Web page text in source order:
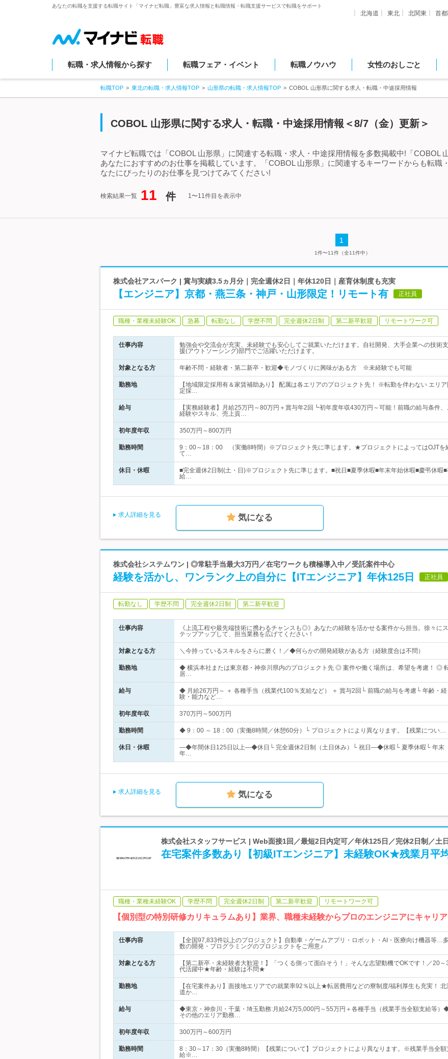
あなたの転職を支援する転職サイト「マイナビ転職」豊富な求人情報と転職情報・転職支援サービスで転職をサポート
北海道 東北 北関東 首都
転職・求人情報から探す 転職フェア・イベント 転職ノウハウ 女性のおしごと
転職TOP 東北の転職・求人情報TOP 山形県の転職・求人情報TOP COBOL 山形県に関する求人・転職・中途採用情報
COBOL 山形県に関する求人・転職・中途採用情報＜8/7（金）更新＞
マイナビ転職では「COBOL 山形県」に関連する転職・求人・中途採用情報を多数掲載中!「COBOL
あなたにおすすめのお仕事を掲載しています。「COBOL 山形県」に関連するキーワードからも転職
なたにぴったりのお仕事を見つけてみてください!
検索結果一覧 11 件 1〜11件目を表示中
1
1件〜11件（全11件中）
株式会社アスパーク | 賞与実績3.5ヵ月分｜完全週休2日｜年休120日｜産育休制度も充実
【エンジニア】京都・燕三条・神戸・山形限定！リモート有 正社員
職種・業種未経験OK 急募 転勤なし 学歴不問 完全週休2日制 第二新卒歓迎 リモートワーク可
仕事内容
勉強会や交流会が充実、未経験でも安心してご就業いただけます。自社開発、大手企業への技術支
援(アウトソーシング)部門でご活躍いただけます。
対象となる方 年齢不問・経験者・第二新卒・歓迎◆モノづくりに興味がある方 ※未経験でも可能
勤務地
【地域限定採用有＆家賃補助あり】 配属は各エリアのプロジェクト先！ ※転勤を伴わない エリア
定採…
給与
【実務経験者】月給25万円～80万円＋賞与年2回┗初年度年収430万円～可能！前職の給与条件、
経験やスキル、売上貢…
初年度年収 350万円～800万円
勤務時間
9：00～18：00 （実働8時間）※プロジェクト先に準じます。★プロジェクトによってはOJTを
て…
休日・休暇
■完全週休2日制(土・日)※プロジェクト先に準じます。■祝日■夏季休暇■年末年始休暇■慶弔休暇■
給…
求人詳細を見る 気になる
株式会社システムワン | ◎常駐手当最大3万円／在宅ワークも積極導入中／受託案件中心
経験を活かし、ワンランク上の自分に【ITエンジニア】年休125日 正社員
転勤なし 学歴不問 完全週休2日制 第二新卒歓迎
仕事内容
《上流工程や最先端技術に携わるチャンスも◎》あなたの経験を活かせる案件から担当。徐々にス
テップアップして、担当業務を広げてください！
対象となる方 ＼今持っているスキルをさらに磨く！／◆何らかの開発経験がある方（経験度合は不問）
勤務地
◆ 横浜本社または東京都・神奈川県内のプロジェクト先 ◎ 案件や働く場所は、希望を考慮！ ◎
居…
給与
◆ 月給26万円～ ＋ 各種手当（残業代100％支給など） ＋ 賞与2回└ 前職の給与を考慮└ 年齢・経
験・能力など…
初年度年収 370万円～500万円
勤務時間 ◆ 9：00 ～ 18：00（実働8時間／休憩60分）└ プロジェクトにより異なります。【残業につい…
休日・休暇
―◆年間休日125日以上―◆休日└ 完全週休2日制（土日休み）└ 祝日―◆休暇└ 夏季休暇└ 年末
年…
求人詳細を見る 気になる
株式会社スタッフサービス | Web面接1回／最短2日内定可／年休125日／完休2日制／土
在宅案件多数あり【初級ITエンジニア】未経験OK★残業月平
職種・業種未経験OK 学歴不問 完全週休2日制 第二新卒歓迎 リモートワーク可
【個別型の特別研修カリキュラムあり】業界、職種未経験からプロのエンジニアにキャリ
仕事内容
【全国97,833件以上のプロジェクト】自動車・ゲームアプリ・ロボット・AI・医療向け機器等…多
数の開発・プログラミングのプロジェクトをご用意♪
対象となる方
【第二新卒・未経験者大歓迎！】「つくる側って面白そう！」そんな志望動機でOKです！／20～
代活躍中★年齢・経験は不問★
勤務地
【在宅案件あり】面接地エリアでの就業率92％以上★転居費用などの寮制度/福利厚生も充実！ 北
道か…
給与
◆東京・神奈川・千葉・埼玉勤務:月給24万5,000円～55万円＋各種手当（残業手当全額支給等）
その他のエリア勤務…
初年度年収 300万円～600万円
勤務時間
8：30～17：30（実働8時間）【残業について】プロジェクトにより異なります。※残業手当全額
給※…